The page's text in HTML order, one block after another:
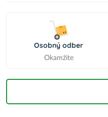
Osobný odber
Okamžite